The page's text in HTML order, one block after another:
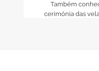
Também
cerimónia das